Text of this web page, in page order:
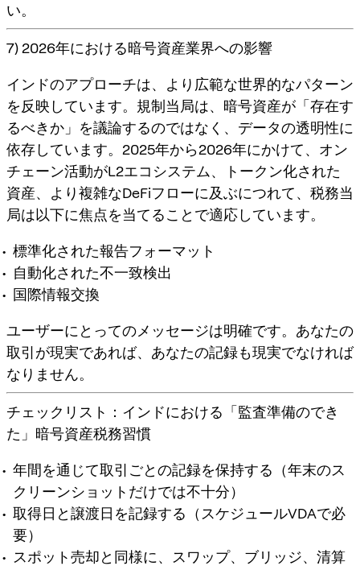
い。
7) 2026年における暗号資産業界への影響
インドのアプローチは、より広範な世界的なパターン
を反映しています。規制当局は、暗号資産が「存在す
るべきか」を議論するのではなく、 データの透明性に
依存しています。2025年から2026年にかけて、オン
チェーン活動がL2エコシステム、トークン化された
資産、より複雑なDeFiフローに及ぶにつれて、税務当
局は以下に焦点を当てることで適応しています。
標準化された報告フォーマット
自動化された不一致検出
国際情報交換
ユーザーにとってのメッセージは明確です。 あなたの
取引が現実であれば、あなたの記録も現実でなければ
なりません。
チェックリスト：インドにおける「監査準備のでき
た」暗号資産税務習慣
年間を通じて取引ごとの記録を保持する（年末のス
クリーンショットだけでは不十分）
取得日と譲渡日を記録する（スケジュールVDAで必
要）
スポット売却と同様に、スワップ、ブリッジ、清算